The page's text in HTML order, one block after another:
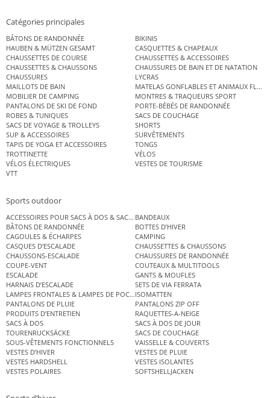
Catégories principales
BÂTONS DE RANDONNÉE
BIKINIS
HAUBEN & MÜTZEN GESAMT
CASQUETTES & CHAPEAUX
CHAUSSETTES DE COURSE
CHAUSSETTES & ACCESSOIRES
CHAUSSETTES & CHAUSSONS
CHAUSSURES DE BAIN ET DE NATATION
CHAUSSURES
LYCRAS
MAILLOTS DE BAIN
MATELAS GONFLABLES ET ANIMAUX
MOBILIER DE CAMPING
MONTRES & TRAQUEURS SPORT
PANTALONS DE SKI DE FOND
PORTE-BÉBÉS DE RANDONNÉE
ROBES & TUNIQUES
SACS DE COUCHAGE
SACS DE VOYAGE & TROLLEYS
SHORTS
SUP & ACCESSOIRES
SURVÊTEMENTS
TAPIS DE YOGA ET ACCESSOIRES
TONGS
TROTTINETTE
VÉLOS
VÉLOS ÉLECTRIQUES
VESTES DE TOURISME
VTT
Sports outdoor
ACCESSOIRES POUR SACS À DOS & SACS ÉTANCHES
BANDEAUX
BÂTONS DE RANDONNÉE
BOTTES D’HIVER
CAGOULES & ÉCHARPES
CAMPING
CASQUES D’ESCALADE
CHAUSSETTES & CHAUSSONS
CHAUSSONS-ESCALADE
CHAUSSURES DE RANDONNÉE
COUPE-VENT
COUTEAUX & MULTITOOLS
ESCALADE
GANTS & MOUFLES
HARNAIS D’ESCALADE
SETS DE VIA FERRATA
LAMPES FRONTALES & LAMPES DE POCHEISOMATTEN
PANTALONS DE PLUIE
PANTALONS ZIP OFF
PRODUITS D’ENTRETIEN
RAQUETTES-A-NEIGE
SACS À DOS
SACS À DOS DE JOUR
TOURENRUCKSÄCKE
SACS DE COUCHAGE
SOUS-VÊTEMENTS FONCTIONNELS
VAISSELLE & COUVERTS
VESTES D’HIVER
VESTES DE PLUIE
VESTES HARDSHELL
VESTES ISOLANTES
VESTES POLAIRES
SOFTSHELLJACKEN